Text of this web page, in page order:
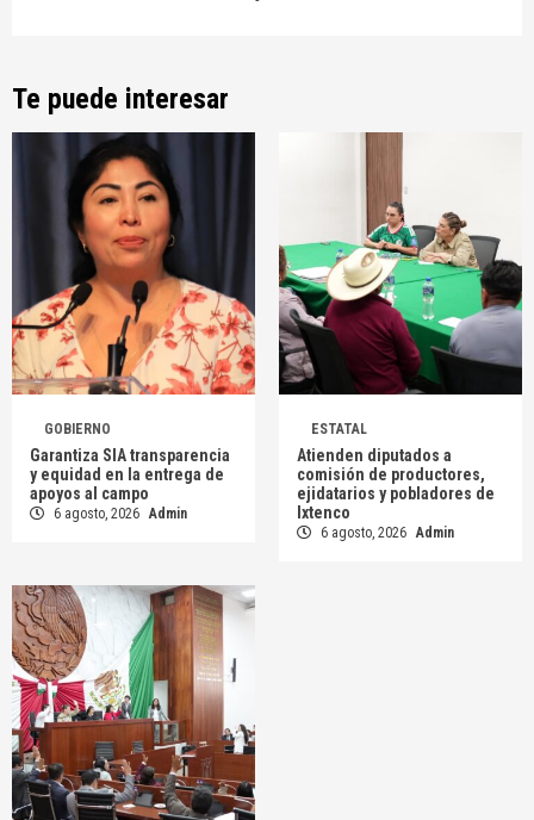
Te puede interesar
GOBIERNO
Garantiza SIA transparencia
y equidad en la entrega de
apoyos al campo
6 agosto, 2026 Admin
ESTATAL
Atienden diputados a
comisión de productores,
ejidatarios y pobladores de
Ixtenco
6 agosto, 2026 Admin